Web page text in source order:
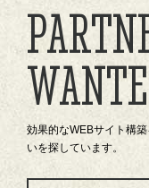
効果的なWEBサイト構
いを探しています。